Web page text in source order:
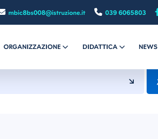
mbic8bs008@istruzione.it 039 6065803
ORGANIZZAZIONE DIDATTICA NEWS